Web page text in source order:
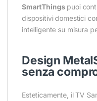
SmartThingspuoi
dispositivi domestici
intelligente su misura
Design
senza
Esteticamente, il TV